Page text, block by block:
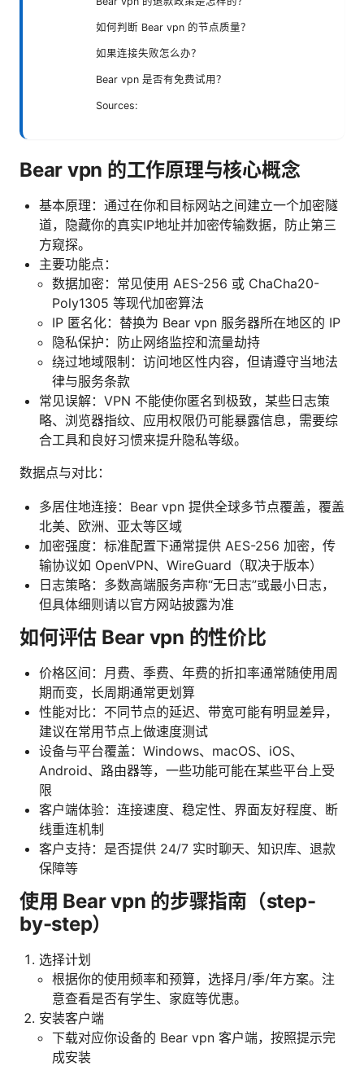
如何判断 Bear vpn 的节点质量？
如果连接失败怎么办？
Bear vpn 是否有免费试用？
Sources:
Bear vpn 的工作原理与核心概念
基本原理：通过在你和目标网站之间建立一个加密隧
道，隐藏你的真实IP地址并加密传输数据，防止第三
方窥探。
主要功能点：
数据加密：常见使用 AES-256 或 ChaCha20-
Poly1305 等现代加密算法
IP 匿名化：替换为 Bear vpn 服务器所在地区的 IP
隐私保护：防止网络监控和流量劫持
绕过地域限制：访问地区性内容，但请遵守当地法
律与服务条款
常见误解：VPN 不能使你匿名到极致，某些日志策
略、浏览器指纹、应用权限仍可能暴露信息，需要综
合工具和良好习惯来提升隐私等级。
数据点与对比：
多居住地连接：Bear vpn 提供全球多节点覆盖，覆盖
北美、欧洲、亚太等区域
加密强度：标准配置下通常提供 AES-256 加密，传
输协议如 OpenVPN、WireGuard（取决于版本）
日志策略：多数高端服务声称“无日志”或最小日志，
但具体细则请以官方网站披露为准
如何评估 Bear vpn 的性价比
价格区间：月费、季费、年费的折扣率通常随使用周
期而变，长周期通常更划算
性能对比：不同节点的延迟、带宽可能有明显差异，
建议在常用节点上做速度测试
设备与平台覆盖：Windows、macOS、iOS、
Android、路由器等，一些功能可能在某些平台上受
限
客户端体验：连接速度、稳定性、界面友好程度、断
线重连机制
客户支持：是否提供 24/7 实时聊天、知识库、退款
保障等
使用 Bear vpn 的步骤指南（step-
by-step）
选择计划
根据你的使用频率和预算，选择月/季/年方案。注
意查看是否有学生、家庭等优惠。
安装客户端
下载对应你设备的 Bear vpn 客户端，按照提示完
成安装